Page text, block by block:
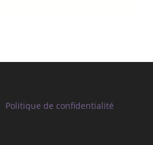
Politique de confidentialité